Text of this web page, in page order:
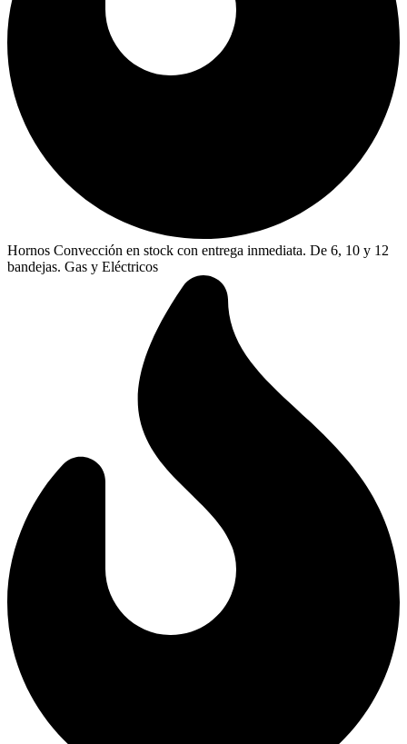
Hornos Convección en stock con entrega inmediata. De 6, 10 y 12
bandejas. Gas y Eléctricos